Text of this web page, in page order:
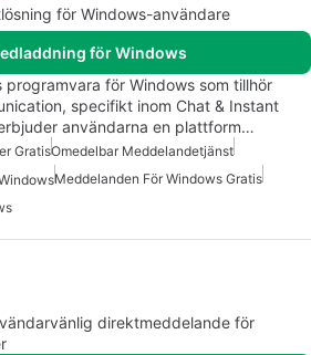
för Windows-användare
för Windows
programvara för Windows som tillhör
specifikt inom Chat & Instant
användarna en plattform…
GratisOmedelbar Meddelandetjänst
Meddelanden För Windows Gratis
direktmeddelande för